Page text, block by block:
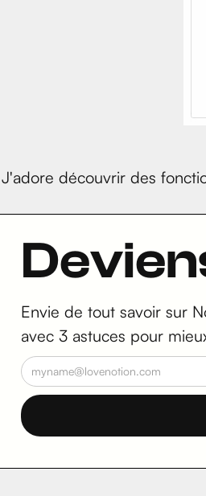
J'adore découvrir des
Envie de tout savoir sur
avec 3 astuces pour